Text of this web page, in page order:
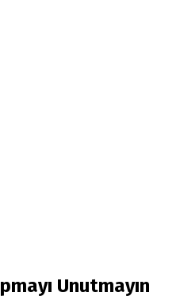
Unutmayın